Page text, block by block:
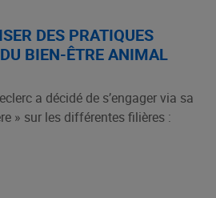
DES PRATIQUES
BIEN-ÊTRE ANIMAL
a décidé de s’engager via sa
» sur les différentes filières :